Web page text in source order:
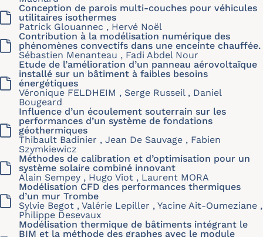
Conception de parois multi-couches pour véhicules
utilitaires isothermes
Patrick Glouannec , Hervé Noël
Contribution à la modélisation numérique des
phénomènes convectifs dans une enceinte chauffée.
Sébastien Menanteau , Fadi Abdel Nour
Etude de l’amélioration d’un panneau aérovoltaïque
installé sur un bâtiment à faibles besoins
énergétiques
Véronique FELDHEIM , Serge Russeil , Daniel
Bougeard
Influence d’un écoulement souterrain sur les
performances d’un système de fondations
géothermiques
Thibault Badinier , Jean De Sauvage , Fabien
Szymkiewicz
Méthodes de calibration et d’optimisation pour un
système solaire combiné innovant
Alain Sempey , Hugo Viot , Laurent MORA
Modélisation CFD des performances thermiques
d’un mur Trombe
Sylvie Begot , Valérie Lepiller , Yacine Ait-Oumeziane ,
Philippe Desevaux
Modélisation thermique de bâtiments intégrant le
BIM et la méthode des graphes avec le module